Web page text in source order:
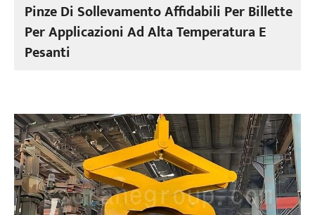
Pinze Di Sollevamento Affidabili Per Billette
Per Applicazioni Ad Alta Temperatura E
Pesanti